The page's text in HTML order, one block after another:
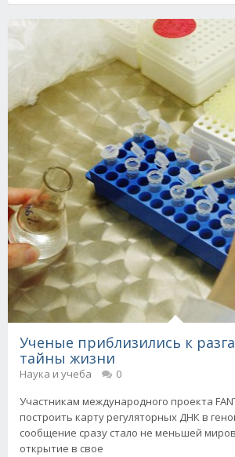
Ученые приблизились к
тайны жизни
Наука и учеба
0
Участникам международного проекта
построить карту регуляторных ДНК в
сообщение сразу стало не меньшей
открытие в свое